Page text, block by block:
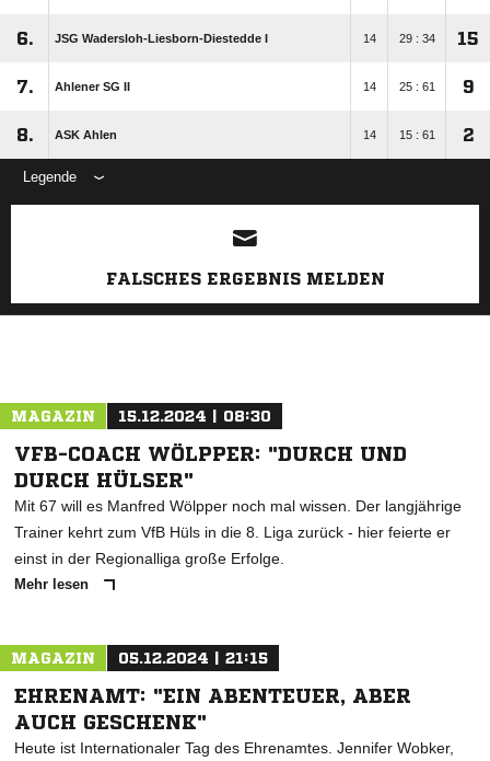
6. JSG Wadersloh-Liesborn-Diestedde I 14 29 : 34 15
7. Ahlener SG II 14 25 : 61 9
8. ASK Ahlen 14 15 : 61 2
Legende
ANZEIGE
FALSCHES ERGEBNIS MELDEN
MAGAZIN 15.12.2024 | 08:30
VFB-COACH WÖLPPER: "DURCH UND
DURCH HÜLSER"
Mit 67 will es Manfred Wölpper noch mal wissen. Der langjährige
Trainer kehrt zum VfB Hüls in die 8. Liga zurück - hier feierte er
einst in der Regionalliga große Erfolge.
Mehr lesen
MAGAZIN 05.12.2024 | 21:15
EHRENAMT: "EIN ABENTEUER, ABER
AUCH GESCHENK"
Heute ist Internationaler Tag des Ehrenamtes. Jennifer Wobker,